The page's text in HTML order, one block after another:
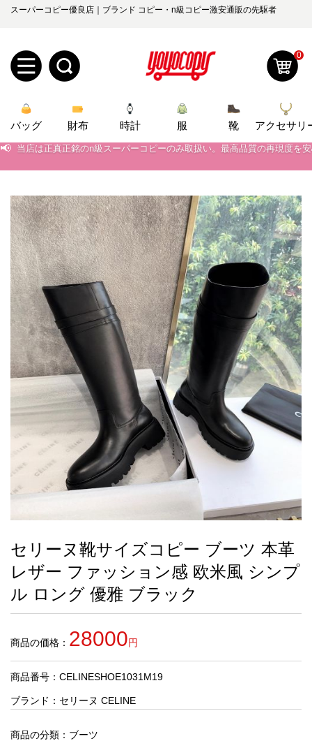
スーパーコピー優良店｜ブランド コピー・n級コピー激安通販の先駆者
規
ザ
ー
登
ロ
ン
オ
ー
ダ
ー
お
知
ら
yoyocopys@gmail.com
2026人気特集
バッグ
財布
時計
服
ズボン
衣装セット
靴
住まい用品
アクセサリー
ベルト
スカーフ
アイフォーンケ
ース
小物
新
製
お
す
す
め
商
人
気
商
0
バッグ 財布 時計 服 靴 アクセサリ
📢 当店は正真正銘のn級スーパーコピーのみ取扱い。最高品質の再現度を
2026春の新作続々更新中！期間中のご注文でお得な割引をご利用いただ
📢 当店は正真正銘のn級スーパーコピーのみ取扱い。最高品質の再現度を
2026春の新作続々更新中！期間中のご注文でお得な割引をご利用いただ
📢 新作入荷！ルイ・ヴィトンスーパーコピー バッグ最新モデルが登場。
セリーヌ靴サイズコピー ブーツ 本革
レザー ファッション感 欧米風 シンプ
ル ロング 優雅 ブラック
商品の価格： 28000円
商品番号：CELINESHOE1031M19
ブランド： セリーヌ CELINE
商品の分類： ブーツ